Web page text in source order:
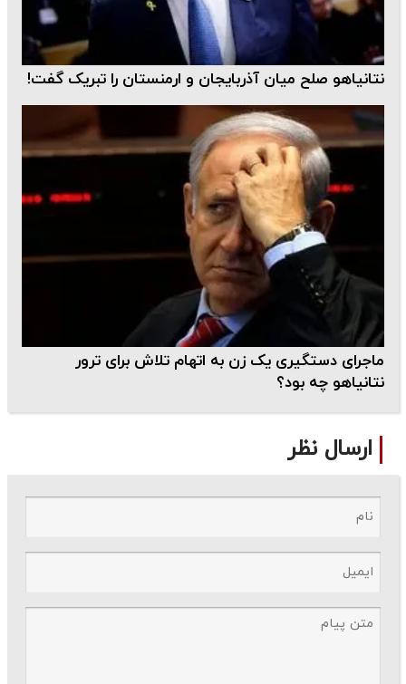
نتانیاهو صلح میان آذربایجان و ارمنستان را تبریک گفت!
ماجرای دستگیری یک زن به اتهام تلاش برای ترور
نتانیاهو چه بود؟
ارسال نظر